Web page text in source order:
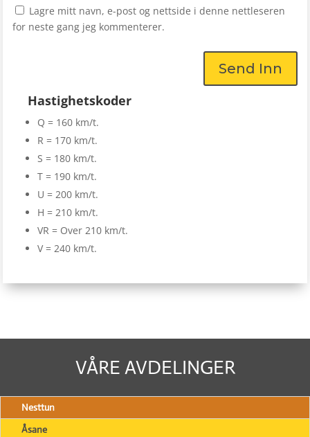
Lagre mitt navn, e-post og nettside i denne nettleseren
for neste gang jeg kommenterer.
Send Inn
Hastighetskoder
Q = 160 km/t.
R = 170 km/t.
S = 180 km/t.
T = 190 km/t.
U = 200 km/t.
H = 210 km/t.
VR = Over 210 km/t.
V = 240 km/t.
VÅRE AVDELINGER
Nesttun
Åsane